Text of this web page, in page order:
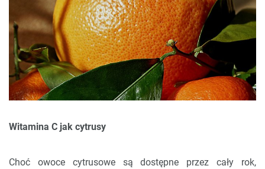
Witamina C jak cytrusy
Choć owoce cytrusowe są dostępne przez cały rok,